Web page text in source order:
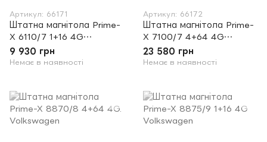
Артикул: 66171
Штатна магнітола Prime-
X 6110/7 1+16 4G
Volkswagen
9 930 грн
Немає в наявності
Артикул: 66172
Штатна магнітола Prime-
X 7100/7 4+64 4G
Volkswagen VW Touareg
2004-2010 / MULTIVAN
23 580 грн
Немає в наявності